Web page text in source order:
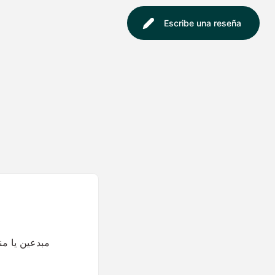
Escribe una reseña
مبدعين يا